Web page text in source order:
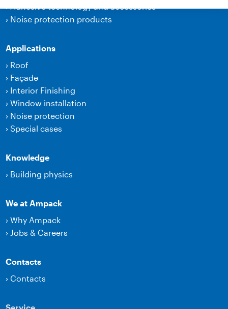
› Noise protection products
Applications
› Roof
› Façade
› Interior Finishing
›Window installation
› Noise protection
›Special cases
Knowledge
› Building physics
We at Ampack
›Why Ampack
› Jobs & Careers
Contacts
›Contacts
Service